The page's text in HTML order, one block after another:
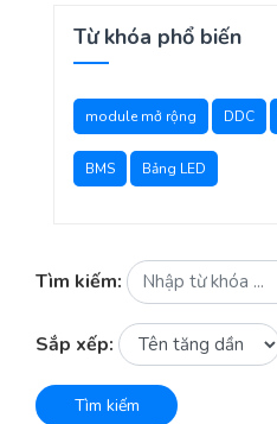
Từ khóa phổ biến
module mở rộng DDC
BMS Bảng LED
Tìm kiếm:
Sắp xếp:
Tìm kiếm